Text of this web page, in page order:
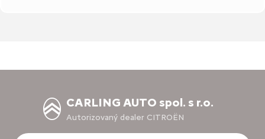
CARLING AUTO spol. s r.o.
Autorizovaný dealer CITROËN